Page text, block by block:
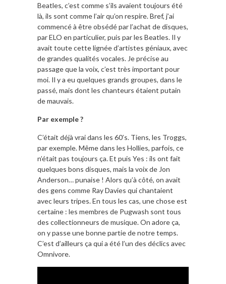
Beatles, c’est comme s’ils avaient toujours été
là, ils sont comme l’air qu’on respire. Bref, j’ai
commencé à être obsédé par l’achat de disques,
par ELO en particulier, puis par les Beatles. Il y
avait toute cette lignée d’artistes géniaux, avec
de grandes qualités vocales. Je précise au
passage que la voix, c’est très important pour
moi. Il y a eu quelques grands groupes, dans le
passé, mais dont les chanteurs étaient putain
de mauvais.
Par exemple ?
C’était déjà vrai dans les 60’s. Tiens, les Troggs,
par exemple. Même dans les Hollies, parfois, ce
n’était pas toujours ça. Et puis Yes : ils ont fait
quelques bons disques, mais la voix de Jon
Anderson… punaise ! Alors qu’à côté, on avait
des gens comme Ray Davies qui chantaient
avec leurs tripes. En tous les cas, une chose est
certaine : les membres de Pugwash sont tous
des collectionneurs de musique. On adore ça,
on y passe une bonne partie de notre temps.
C’est d’ailleurs ça qui a été l’un des déclics avec
Omnivore.